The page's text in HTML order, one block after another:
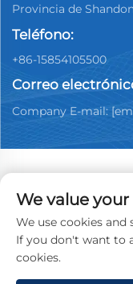
Provincia de
Teléfono:
+86-15854105500
Correo
Company E-mail:
Copyright © 2025
Dealership Co.,
Política de privacidad
We value
We use cookies
If you don't want to
cookies.